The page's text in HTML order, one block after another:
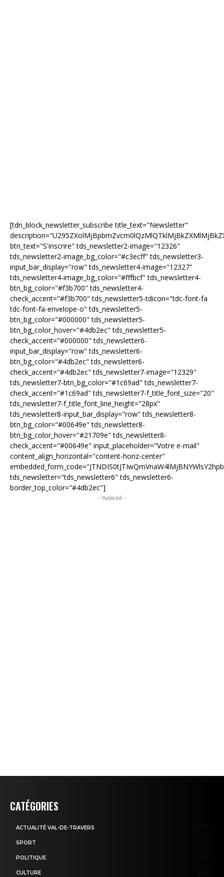
[tdn_block_newsletter_subscribe title_text="Newsletter"
btn_text="S'inscrire" tds_newsletter2-image="12326"
tds_newsletter2-image_bg_color="#c3ecff" tds_newsletter3-
input_bar_display="row" tds_newsletter4-image="12327"
tds_newsletter4-image_bg_color="#fffbcf" tds_newsletter4-
btn_bg_color="#f3b700" tds_newsletter4-
check_accent="#f3b700" tds_newsletter5-tdicon="tdc-font-fa
tdc-font-fa-envelope-o" tds_newsletter5-
btn_bg_color="#000000" tds_newsletter5-
btn_bg_color_hover="#4db2ec" tds_newsletter5-
check_accent="#000000" tds_newsletter6-
input_bar_display="row" tds_newsletter6-
btn_bg_color="#4db2ec" tds_newsletter6-
check_accent="#4db2ec" tds_newsletter7-image="12329"
tds_newsletter7-btn_bg_color="#1c69ad" tds_newsletter7-
check_accent="#1c69ad" tds_newsletter7-f_title_font_size="20"
tds_newsletter7-f_title_font_line_height="28px"
tds_newsletter8-input_bar_display="row" tds_newsletter8-
btn_bg_color="#00649e" tds_newsletter8-
btn_bg_color_hover="#21709e" tds_newsletter8-
check_accent="#00649e" input_placeholder="Votre e-mail"
content_align_horizontal="content-horiz-center"
tds_newsletter="tds_newsletter6" tds_newsletter6-
border_top_color="#4db2ec"]
- Publicité -
CATÉGORIES
ACTUALITÉ VAL-DE-TRAVERS
SPORT
POLITIQUE
CULTURE